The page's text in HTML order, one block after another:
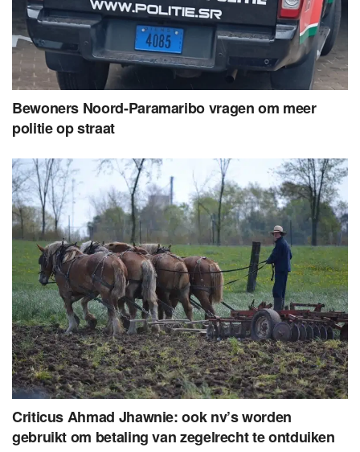
Bewoners Noord-Paramaribo vragen om meer
politie op straat
Criticus Ahmad Jhawnie: ook nv’s worden
gebruikt om betaling van zegelrecht te ontduiken